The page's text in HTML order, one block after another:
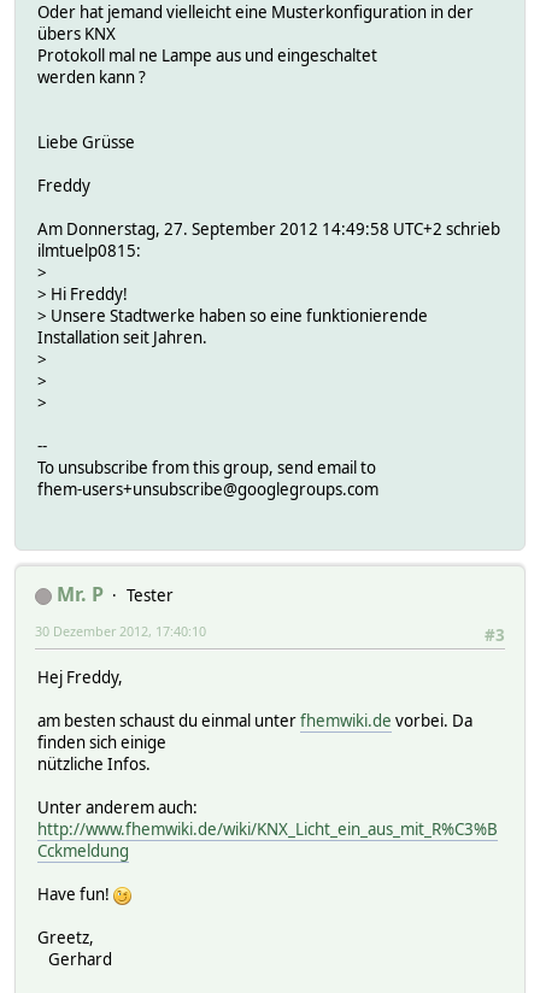
Oder hat jemand vielleicht eine Musterkonfiguration in der
übers KNX
Protokoll mal ne Lampe aus und eingeschaltet
werden kann ?
Liebe Grüsse
Freddy
Am Donnerstag, 27. September 2012 14:49:58 UTC+2 schrieb
ilmtuelp0815:
>
> Hi Freddy!
> Unsere Stadtwerke haben so eine funktionierende
Installation seit Jahren.
>
>
>
--
To unsubscribe from this group, send email to
fhem-users+unsubscribe@googlegroups.com
Mr. P
Tester
#3
30 Dezember 2012, 17:40:10
Hej Freddy,
am besten schaust du einmal unterfhemwiki.de vorbei. Da
finden sich einige
nützliche Infos.
Unter anderem auch:
http://www.fhemwiki.de/wiki/KNX_Licht_ein_aus_mit_R%C3%B
Cckmeldung
Have fun!
Greetz,
Gerhard